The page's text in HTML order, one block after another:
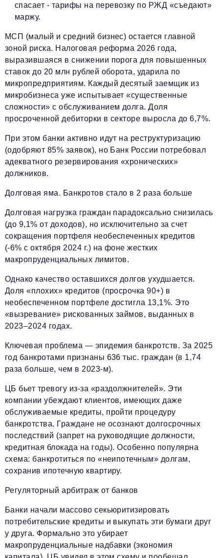
спасает - тарифы на перевозку по РЖД «съедают»
маржу.
МСП (малый и средний бизнес) остается главной
зоной риска. Налоговая реформа 2026 года,
выразившаяся в снижении порога для повышенных
ставок до 20 млн рублей оборота, ударила по
микропредприятиям. Каждый десятый заемщик из
микробизнеса уже испытывает «существенные
сложности» с обслуживанием долга. Доля
просроченной дебиторки в секторе выросла до 6,7%.
При этом банки активно идут на реструктуризацию
(одобряют 85% заявок), но Банк России потребовал
адекватного резервирования «хронических»
должников.
Долговая яма. Банкротов стало в 2 раза больше
Долговая нагрузка граждан парадоксально снизилась
(до 9,1% от доходов), но исключительно за счет
сокращения портфеля необеспеченных кредитов
(-6% с октября 2024 г.) на фоне жестких
макропруденциальных лимитов.
Однако качество оставшихся долгов ухудшается.
Доля «плохих» кредитов (просрочка 90+) в
необеспеченном портфеле достигла 13,1%. Это
«вызревание» рискованных займов, выданных в
2023–2024 годах.
Ключевая проблема — эпидемия банкротств. За 2025
год банкротами признаны 636 тыс. граждан (в 1,74
раза больше, чем в 2023-м).
ЦБ бьет тревогу из-за «раздолжнителей». Эти
компании убеждают клиентов, имеющих даже
обслуживаемые кредиты, пройти процедуру
банкротства. Граждане не осознают долгосрочных
последствий (запрет на руководящие должности,
кредитная блокада на годы). Особенно популярна
схема: банкротиться по «неипотечным» долгам,
сохранив ипотечную квартиру.
Регуляторный арбитраж от банков
Банки начали массово секьюритизировать
потребительские кредиты и выкупать эти бумаги друг
у друга. Формально это убирает
макропруденциальные надбавки (экономия